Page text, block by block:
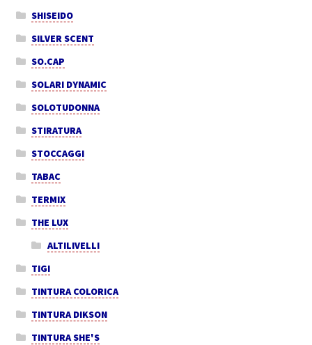
SHISEIDO
SILVER SCENT
SO.CAP
SOLARI DYNAMIC
SOLOTUDONNA
STIRATURA
STOCCAGGI
TABAC
TERMIX
THE LUX
ALTILIVELLI
TIGI
TINTURA COLORICA
TINTURA DIKSON
TINTURA SHE'S